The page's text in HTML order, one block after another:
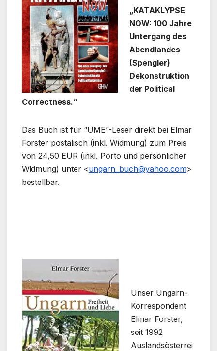
„KATAKLYPSE
NOW: 100 Jahre
Untergang des
Abendlandes
(Spengler)
Dekonstruktion
der Political
Correctness.“
Das Buch ist für “UME”-Leser direkt bei Elmar
Forster postalisch (inkl. Widmung) zum Preis
von 24,50 EUR (inkl. Porto und persönlicher
Widmung) unter <ungarn_buch@yahoo.com>
bestellbar.
Unser Ungarn-
Korrespondent
Elmar Forster,
seit 1992
Auslandsösterrei